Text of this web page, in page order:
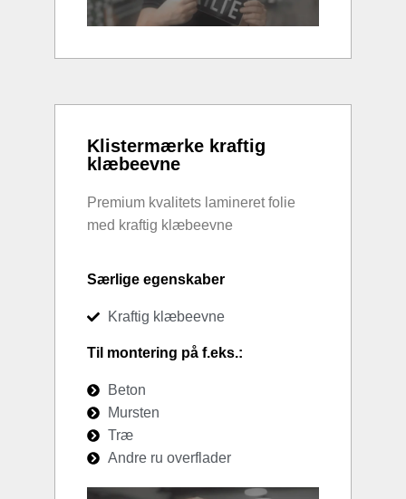
Klistermærke kraftig
klæbeevne
Premium kvalitets lamineret folie
med kraftig klæbeevne
Særlige egenskaber
Kraftig klæbeevne
Til montering på f.eks.:
Beton
Mursten
Træ
Andre ru overflader